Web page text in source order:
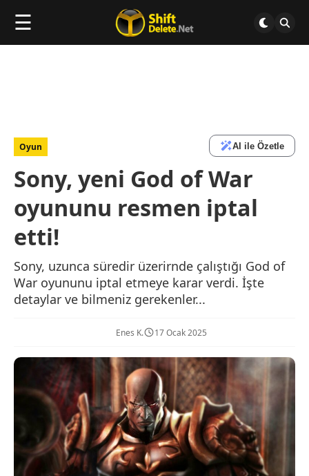
☰
Oyun AI ile Özetle
Sony, yeni God of War
oyununu resmen iptal
etti!
Sony, uzunca süredir üzerirnde çalıştığı God of
War oyununu iptal etmeye karar verdi. İşte
detaylar ve bilmeniz gerekenler...
Enes K. 17 Ocak 2025